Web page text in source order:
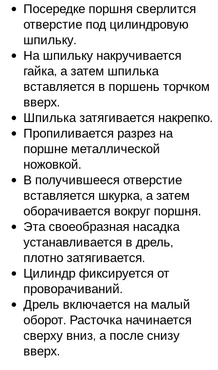
Посередке поршня сверлится
отверстие под цилиндровую
шпильку.
На шпильку накручивается
гайка, а затем шпилька
вставляется в поршень торчком
вверх.
Шпилька затягивается накрепко.
Пропиливается разрез на
поршне металлической
ножовкой.
В получившееся отверстие
вставляется шкурка, а затем
оборачивается вокруг поршня.
Эта своеобразная насадка
устанавливается в дрель,
плотно затягивается.
Цилиндр фиксируется от
проворачиваний.
Дрель включается на малый
оборот. Расточка начинается
сверху вниз, а после снизу
вверх.